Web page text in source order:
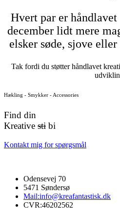
Hvert par er
december lidt mere
elsker søde, sjove
Tak fordi du støtter håndlavet
Hækling - Smykker - Accessories
Find din
Kreative sti bi
Kontakt mig for spørgsmål
Odensevej 70
5471 Søndersø
Mail:info@kreafantastisk.dk
CVR:46202562